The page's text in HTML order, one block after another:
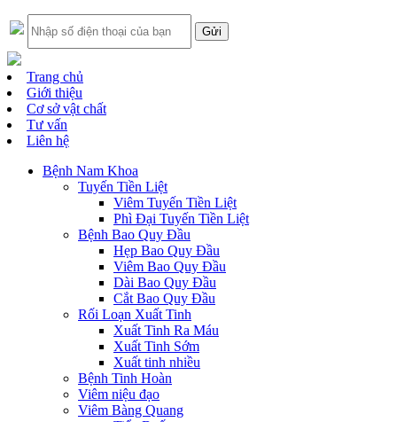
Trang chủ
Giới thiệu
Cơ sở vật chất
Tư vấn
Liên hệ
Bệnh Nam Khoa
Tuyến Tiền Liệt
Viêm Tuyến Tiền Liệt
Phì Đại Tuyến Tiền Liệt
Bệnh Bao Quy Đầu
Hẹp Bao Quy Đầu
Viêm Bao Quy Đầu
Dài Bao Quy Đầu
Cắt Bao Quy Đầu
Rối Loạn Xuất Tinh
Xuất Tinh Ra Máu
Xuất Tinh Sớm
Xuất tinh nhiều
Bệnh Tinh Hoàn
Viêm niệu đạo
Viêm Bàng Quang